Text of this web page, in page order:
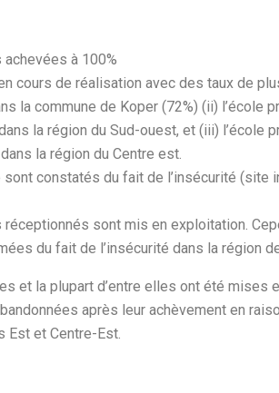
à 100%
cours de réalisation avec des taux de
la commune de Koper (72%) (ii) l’école
la région du Sud-ouest, et (iii) l’école
la région du Centre est.
constatés du fait de l’insécurité (site
sont mis en exploitation.
du fait de l’insécurité dans la région de
et la plupart d’entre elles ont été mises
après leur achèvement en
Est et Centre-Est.